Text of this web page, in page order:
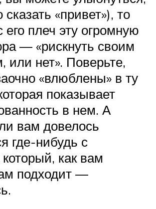
«привет»), то
его плеч эту огромную
— «рискнуть своим
или нет». Поверьте,
«влюблены» в ту
показывает
в нем. А
вам довелось
где-нибудь с
как вам
подходит —